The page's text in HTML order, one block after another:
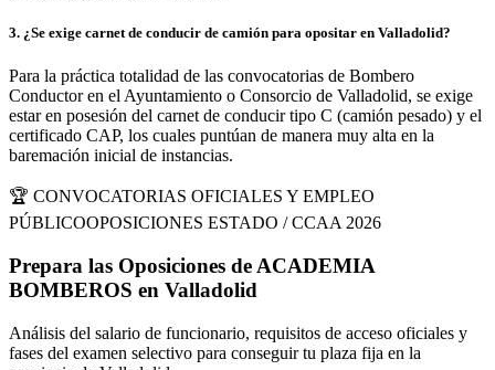
3. ¿Se exige carnet de conducir de camión para opositar en Valladolid?
Para la práctica totalidad de las convocatorias de Bombero
Conductor en el Ayuntamiento o Consorcio de Valladolid, se exige
estar en posesión del carnet de conducir tipo C (camión pesado) y el
certificado CAP, los cuales puntúan de manera muy alta en la
baremación inicial de instancias.
🏆 CONVOCATORIAS OFICIALES Y EMPLEO
PÚBLICOOPOSICIONES ESTADO / CCAA 2026
Prepara las Oposiciones de ACADEMIA
BOMBEROS en Valladolid
Análisis del salario de funcionario, requisitos de acceso oficiales y
fases del examen selectivo para conseguir tu plaza fija en la